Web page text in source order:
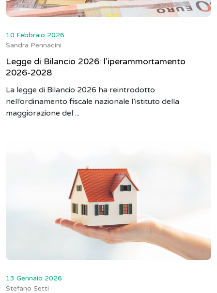
10 Febbraio 2026
Sandra Pennacini
Legge di Bilancio 2026: l’iperammortamento
2026-2028
La legge di Bilancio 2026 ha reintrodotto
nell’ordinamento fiscale nazionale l’istituto della
maggiorazione del ...
13 Gennaio 2026
Stefano Setti